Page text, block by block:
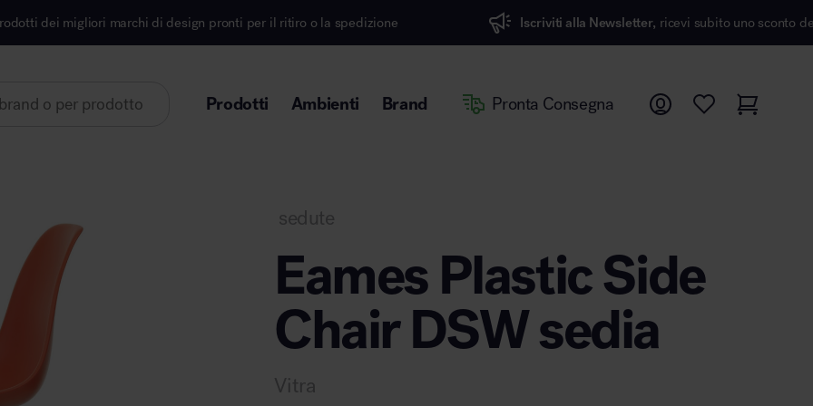
design pronti per il ritiro o la spedizione Iscriviti alla Newsletter, ricevi subito uno sconto del 7%
Prodotti Ambienti Brand Pronta Consegna
Area direzionale
sedute
Eames Plastic Side
Chair DSW sedia
Vitra